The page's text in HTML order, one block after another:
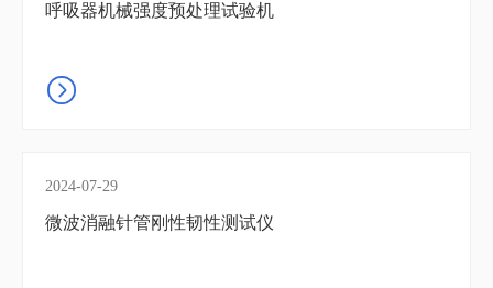
呼吸器机械强度预处理试验机
2024-07-29
微波消融针管刚性韧性测试仪